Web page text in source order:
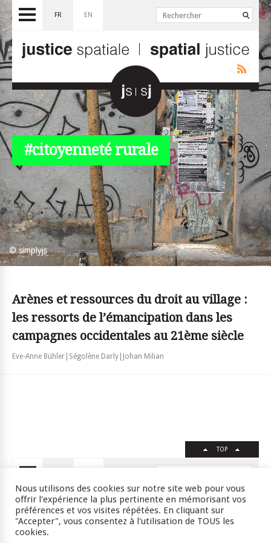
© simplyjs
FR EN
#citoyenneté rurale
Arènes et ressources du droit au village :
les ressorts de l’émancipation dans les
campagnes occidentales au 21ème siècle
Eve-Anne Bühler|Ségolène Darly|Johan Milian
TOP
Crédits RSS Plan du site
Nous utilisons des cookies sur notre site web pour vous
offrir l'expérience la plus pertinente en mémorisant vos
préférences et vos visites répétées. En cliquant sur
"Accepter", vous consentez à l'utilisation de TOUS les
cookies.